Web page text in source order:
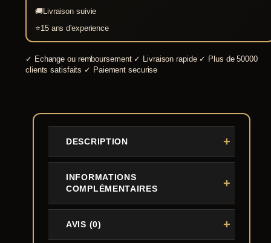
🚚Livraison suivie
⭐15 ans d'experience
✓ Echange ou remboursement ✓ Livraison rapide ✓ Plus de 50000
clients satisfaits ✓ Paiement securise
DESCRIPTION
INFORMATIONS
COMPLÉMENTAIRES
AVIS (0)